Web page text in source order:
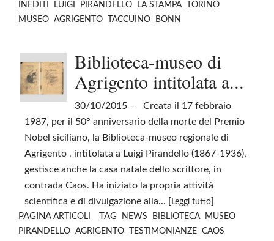
INEDITI
LUIGI PIRANDELLO LA STAMPA
TORINO
MUSEO AGRIGENTO TACCUINO BONN
Biblioteca-museo di
Agrigento intitolata a...
30/10/2015 - Creata il 17 febbraio
1987, per il 50° anniversario della morte del Premio
Nobel siciliano, la Biblioteca-museo regionale di
Agrigento , intitolata a Luigi Pirandello (1867-1936),
gestisce anche la casa natale dello scrittore, in
contrada Caos. Ha iniziato la propria attività
scientifica e di divulgazione alla... [ Leggi tutto]
PAGINA ARTICOLI TAG NEWS BIBLIOTECA
MUSEO
PIRANDELLO AGRIGENTO TESTIMONIANZE CAOS